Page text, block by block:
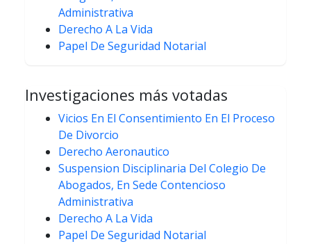
Administrativa
Derecho A La Vida
Papel De Seguridad Notarial
Investigaciones más votadas
Vicios En El Consentimiento En El Proceso
De Divorcio
Derecho Aeronautico
Suspension Disciplinaria Del Colegio De
Abogados, En Sede Contencioso
Administrativa
Derecho A La Vida
Papel De Seguridad Notarial